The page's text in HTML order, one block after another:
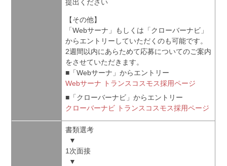
提出ください
【その他】
「Webサーナ」もしくは「クローバーナビ」
からエントリーしていただくのも可能です。
2週間以内にあらためて応募についてのご案内
をさせていただきます。
■「Webサーナ」からエントリー
Webサーナ トランスコスモス採用ページ
■「クローバーナビ」からエントリー
クローバーナビ トランスコスモス採用ページ
書類選考
▼
1次面接
▼